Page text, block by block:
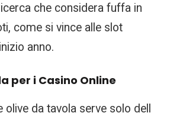
che considera fuffa in
come si vince alle slot
anno.
per i Casino Online
olive da tavola serve solo dell